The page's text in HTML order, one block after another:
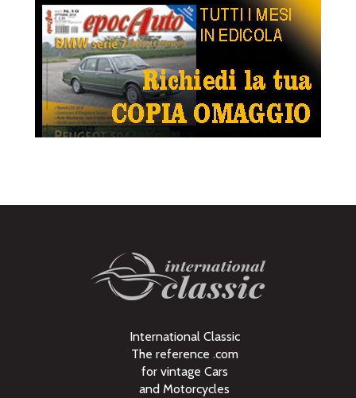
International Classic
The reference .com
for vintage Cars
and Motorcycles